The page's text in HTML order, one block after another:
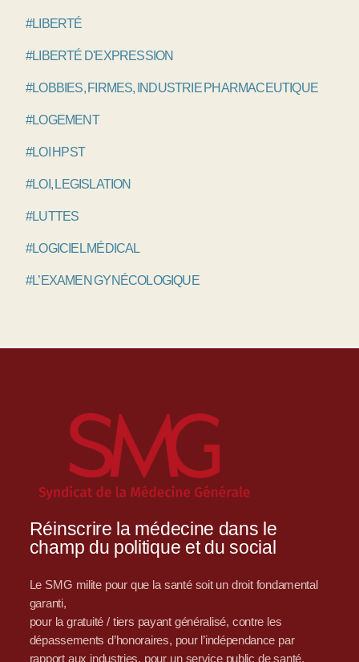
#LIBERTÉ
#LIBERTÉ D'EXPRESSION
#LOBBIES, FIRMES, INDUSTRIE PHARMACEUTIQUE
#LOGEMENT
#LOI HPST
#LOI, LEGISLATION
#LUTTES
#LOGICIEL MÉDICAL
#L’EXAMEN GYNÉCOLOGIQUE
Réinscrire la médecine dans le
champ du politique et du social
Le SMG milite pour que la santé soit un droit fondamental
garanti,
pour la gratuité / tiers payant généralisé, contre les
dépassements d’honoraires, pour l’indépendance par
rapport aux industries, pour un service public de santé,